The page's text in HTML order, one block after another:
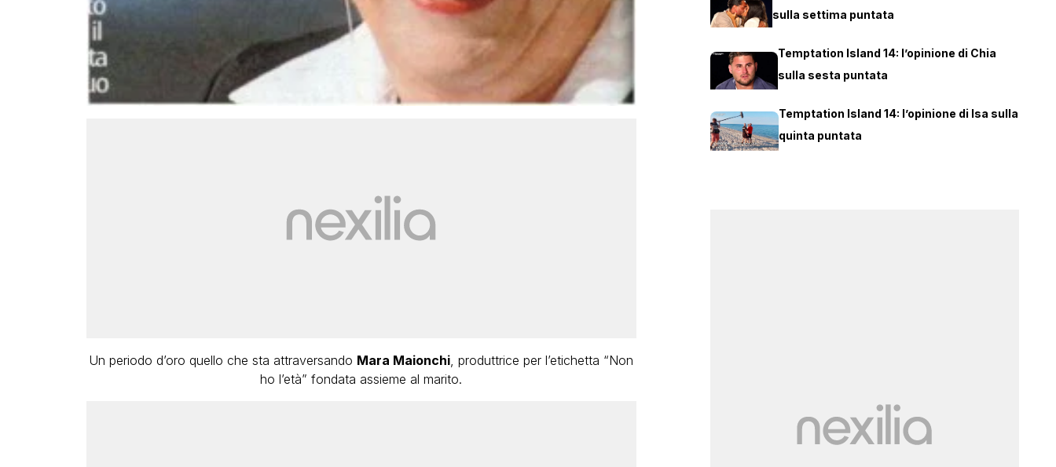
Un periodo d’oro quello che sta attraversando Mara Maionchi, produttrice per l’etichetta “Non
ho l’età” fondata assieme al marito.
sulla settima puntata
Temptation Island 14: l’opinione di Chia
sulla sesta puntata
Temptation Island 14: l’opinione di Isa sulla
quinta puntata